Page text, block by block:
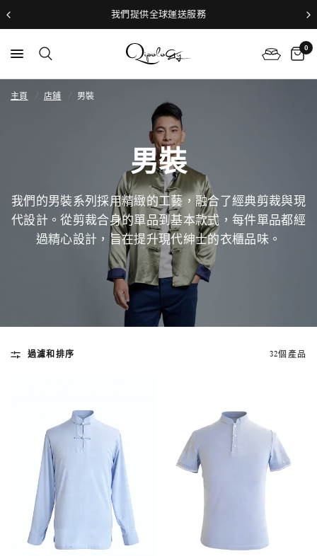
我們提供全球運送服務
0
主頁 店鋪 男裝
男裝
我們的男裝系列採用精緻的工藝，融合了經典剪裁與現
代設計。從剪裁合身的單品到基本款式，每件單品都經
過精心設計，旨在提升現代紳士的衣櫃品味。
過濾和排序 32個產品
快速瀏覽
蕾絲魚尾裙旗袍
SNOWDROP
$13,800.00